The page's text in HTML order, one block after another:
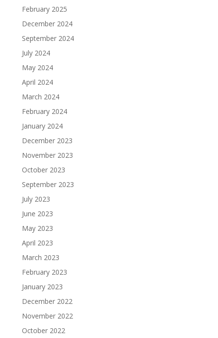
February 2025
December 2024
September 2024
July 2024
May 2024
April 2024
March 2024
February 2024
January 2024
December 2023
November 2023
October 2023
September 2023
July 2023
June 2023
May 2023
April 2023
March 2023
February 2023
January 2023
December 2022
November 2022
October 2022